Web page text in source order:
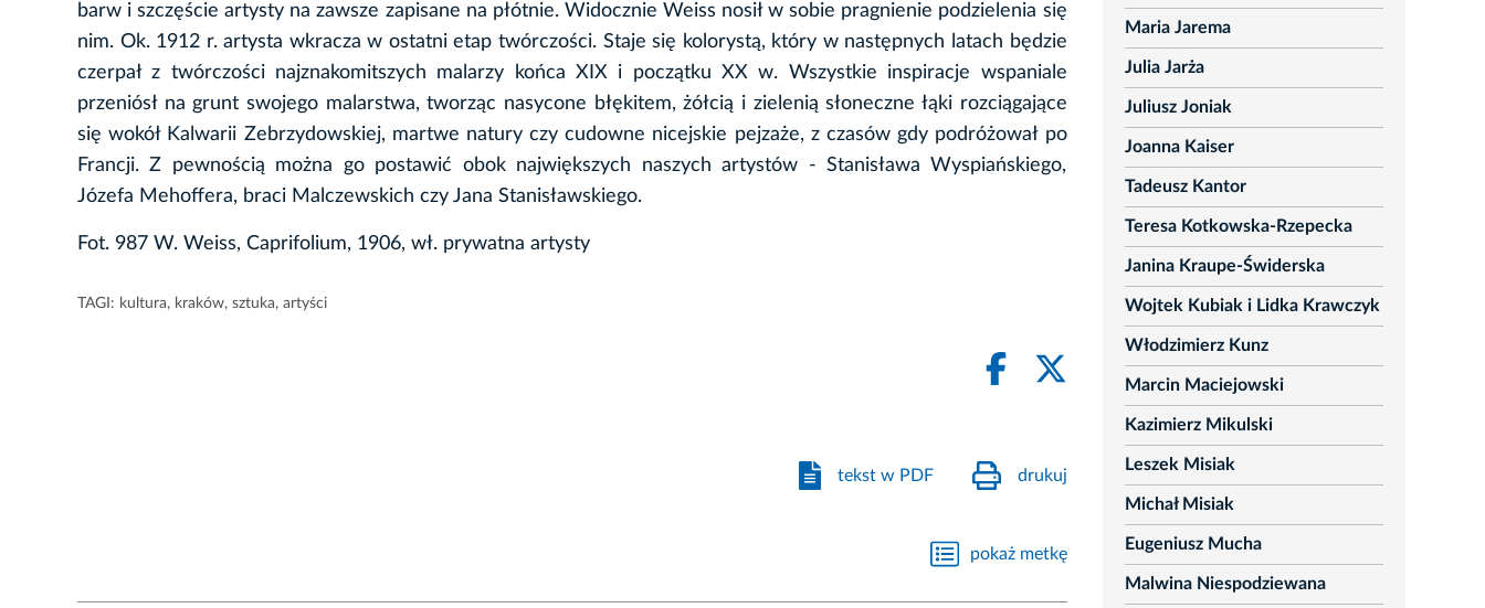
barw i szczęście artysty na zawsze zapisane na płótnie. Widocznie Weiss nosił w sobie pragnienie podzielenia się
nim. Ok. 1912 r. artysta wkracza w ostatni etap twórczości. Staje się kolorystą, który w następnych latach będzie
czerpał z twórczości najznakomitszych malarzy końca XIX i początku XX w. Wszystkie inspiracje wspaniale
przeniósł na grunt swojego malarstwa, tworząc nasycone błękitem, żółcią i zielenią słoneczne łąki rozciągające
się wokół Kalwarii Zebrzydowskiej, martwe natury czy cudowne nicejskie pejzaże, z czasów gdy podróżował po
Francji. Z pewnością można go postawić obok największych naszych artystów - Stanisława Wyspiańskiego,
Józefa Mehoffera, braci Malczewskich czy Jana Stanisławskiego.
Fot. 987 W. Weiss, Caprifolium, 1906, wł. prywatna artysty
TAGI: kultura, kraków, sztuka, artyści
tekst w PDF drukuj
pokaż metkę
Maria Jarema
Julia Jarża
Juliusz Joniak
Joanna Kaiser
Tadeusz Kantor
Teresa Kotkowska-Rzepecka
Janina Kraupe-Świderska
Wojtek Kubiak i Lidka Krawczyk
Włodzimierz Kunz
Marcin Maciejowski
Kazimierz Mikulski
Leszek Misiak
Michał Misiak
Eugeniusz Mucha
Malwina Niespodziewana